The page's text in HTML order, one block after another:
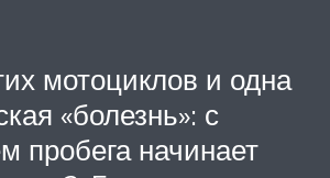
мотоциклов и одна
«болезнь»: с
пробега начинает